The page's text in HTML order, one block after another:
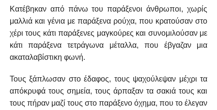
Κατέβηκαν από πάνω του παράξενοι άνθρωποι, χωρίς
μαλλιά και γένια με παράξενα ρούχα, που κρατούσαν στο
χέρι τους κάτι παράξενες μαγκούρες και συνομιλούσαν με
κάτι παράξενα τετράγωνα μέταλλα, που έβγαζαν μια
ακαταλαβίστικη φωνή.
Τους ξάπλωσαν στο έδαφος, τους ψαχούλεψαν μέχρι τα
απόκρυφά τους σημεία, τους άρπαξαν τα σακιά τους και
τους πήραν μαζί τους στο παράξενο όχημα, που το έλεγαν